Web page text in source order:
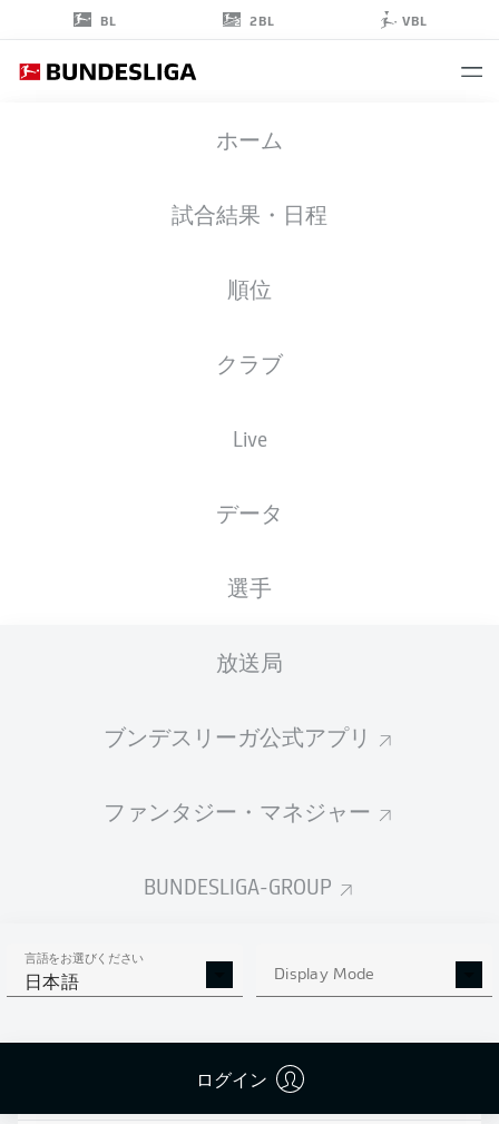
BL 2BL VBL
ホーム
試合結果・日程
順位
クラブ
Live
データ
選手
放送局
ブンデスリーガ公式アプリ
ファンタジー・マネジャー
BUNDESLIGA-GROUP
言語をお選びください
日本語 Display Mode
ログイン
21.01.1998
2026/2027
統計 シーズン 2026/2027
AERIAL DUELS
WON